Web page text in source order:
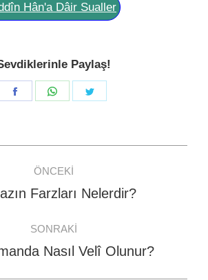
Hân'a Dâir Sualler
Paylaş!
Share
Share
ÖNCEKI
Previous
Farzları Nelerdir?
SONRAKI
Next
Nasıl Velî Olunur?